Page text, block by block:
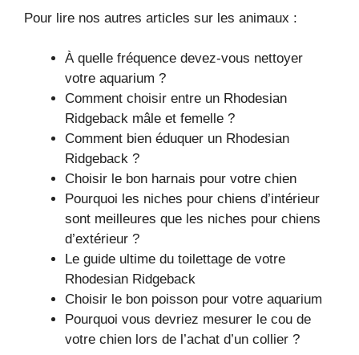
Pour lire nos autres articles sur les animaux :
À quelle fréquence devez-vous nettoyer
votre aquarium ?
Comment choisir entre un Rhodesian
Ridgeback mâle et femelle ?
Comment bien éduquer un Rhodesian
Ridgeback ?
Choisir le bon harnais pour votre chien
Pourquoi les niches pour chiens d’intérieur
sont meilleures que les niches pour chiens
d’extérieur ?
Le guide ultime du toilettage de votre
Rhodesian Ridgeback
Choisir le bon poisson pour votre aquarium
Pourquoi vous devriez mesurer le cou de
votre chien lors de l’achat d’un collier ?